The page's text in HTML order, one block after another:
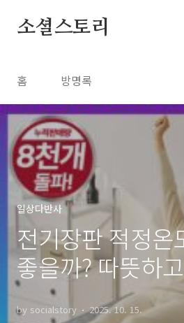
소셜스토리
홈 방명록
일상다반사
전기장판 적정온
좋을까? 따뜻하
쓰는 방법
by socialstory 2025. 10. 15.